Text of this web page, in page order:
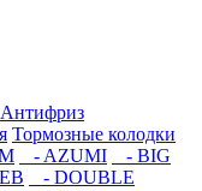
Антифриз
Тормозные колодки
- AZUMI
- BIG
- DOUBLE